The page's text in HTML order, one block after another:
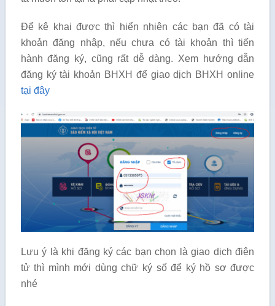
Để kê khai được thì hiển nhiên các bạn đã có tài
khoản đăng nhập, nếu chưa có tài khoản thì tiến
hành đăng ký, cũng rất dễ dàng. Xem hướng dẫn
đăng ký tài khoản BHXH để giao dịch BHXH online
tại đây
Lưu ý là khi đăng ký các bạn chọn là giao dịch điện
tử thì mình mới dùng chữ ký số để ký hồ sơ được
nhé